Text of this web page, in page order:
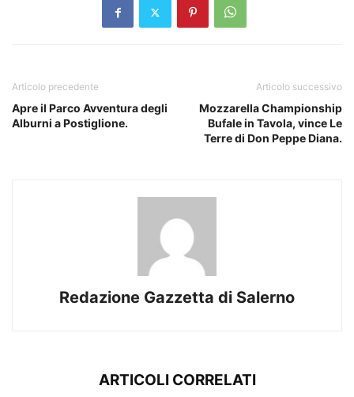
Articolo precedente
Apre il Parco Avventura degli
Alburni a Postiglione.
Articolo successivo
Mozzarella Championship
Bufale in Tavola, vince Le
Terre di Don Peppe Diana.
Redazione Gazzetta di Salerno
ARTICOLI CORRELATI